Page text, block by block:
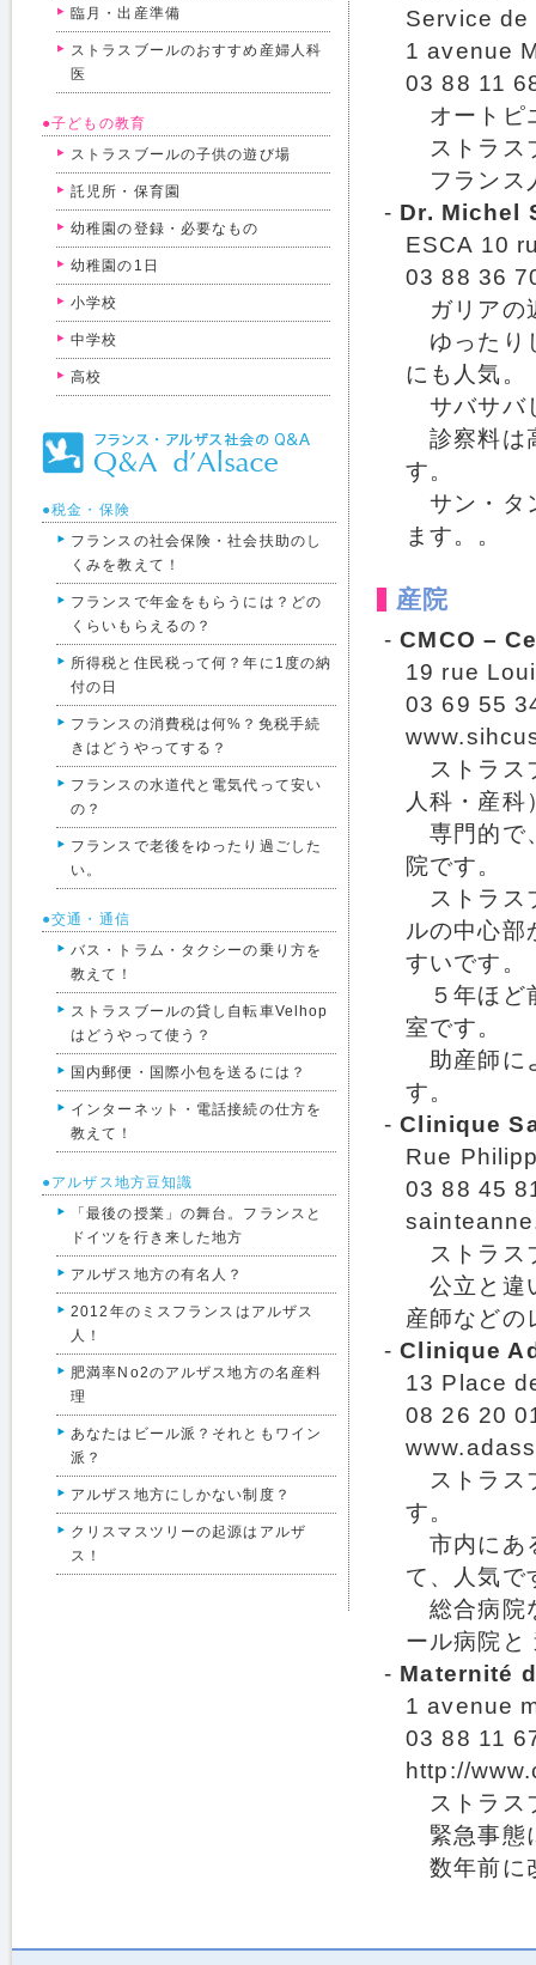
臨月・出産準備
ストラスブールのおすすめ産婦人科
医
●子どもの教育
ストラスブールの子供の遊び場
託児所・保育園
幼稚園の登録・必要なもの
幼稚園の1日
小学校
中学校
高校
●税金・保険
フランスの社会保険・社会扶助のし
くみを教えて！
フランスで年金をもらうには？どの
くらいもらえるの？
所得税と住民税って何？年に1度の納
付の日
フランスの消費税は何%？免税手続
きはどうやってする？
フランスの水道代と電気代って安い
の？
フランスで老後をゆったり過ごした
い。
●交通・通信
バス・トラム・タクシーの乗り方を
教えて！
ストラスブールの貸し自転車Velhop
はどうやって使う？
国内郵便・国際小包を送るには？
インターネット・電話接続の仕方を
教えて！
●アルザス地方豆知識
「最後の授業」の舞台。フランスと
ドイツを行き来した地方
アルザス地方の有名人？
2012年のミスフランスはアルザス
人！
肥満率No2のアルザス地方の名産料
理
あなたはビール派？それともワイン
派？
アルザス地方にしかない制度？
クリスマスツリーの起源はアルザ
ス！
Service
1 avenue
03 88 11
オートピ
ストラス
フランス
- Dr. Michel
ESCA 10
03 88 36
ガリアの
ゆったり
にも人気。
サバサバ
診察料は
す。
サン・タ
ます。。
産院
-CMCO –
19 rue
03 69 55
ストラス
人科・産科
専門的で
院です。
ストラス
ルの中心部
すいです。
５年ほど
室です。
助産師に
す。
-Clinique
Rue
03 88 45
ストラス
公立と違
産師などの
-Clinique
13 Place
08 26 20
ストラス
す。
市内にあ
て、人気で
総合病院
ール病院と
- Maternité
1 avenue
03 88 11
http://
ストラス
緊急事態
数年前に